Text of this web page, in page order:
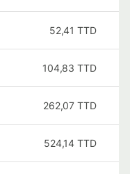
52,41 TTD
104,83 TTD
262,07 TTD
524,14 TTD